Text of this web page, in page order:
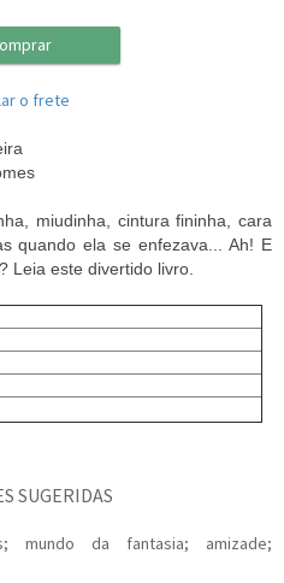
o frete
miudinha, cintura fininha, cara
quando ela se enfezava... Ah! E
Leia este divertido livro.
SUGERIDAS
mundo da fantasia; amizade;